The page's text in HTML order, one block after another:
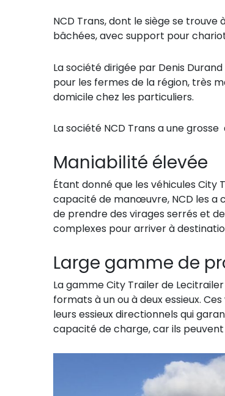
NCD Trans, dont le siège se
bâchées, avec support pour
La société dirigée par Denis
pour les fermes de la région, très
domicile chez les particuliers.
La société NCD Trans a une
Maniabilité élevée
Étant donné que les véhicules
capacité de manœuvre, NCD les a
de prendre des virages serrés et
complexes pour arriver à
Large gamme de
La gamme City Trailer de
formats à un ou à deux essieux.
leurs essieux directionnels qui
capacité de charge, car ils